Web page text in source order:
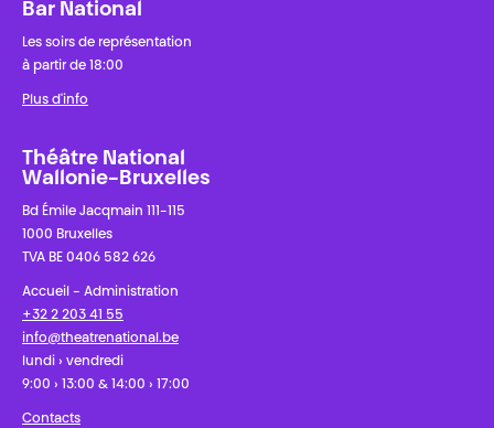
Bar National
Les soirs de représentation
à partir de 18:00
Plus d'info
Théâtre National
Wallonie-Bruxelles
Bd Émile Jacqmain 111-115
1000 Bruxelles
TVA BE 0406 582 626
Accueil - Administration
+32 2 203 41 55
info@theatrenational.be
lundi › vendredi
9:00 › 13:00 & 14:00 › 17:00
Contacts